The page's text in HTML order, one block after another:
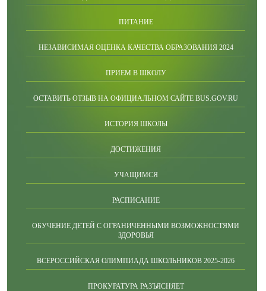
ПИТАНИЕ
НЕЗАВИСИМАЯ ОЦЕНКА КАЧЕСТВА ОБРАЗОВАНИЯ 2024
ПРИЕМ В ШКОЛУ
ОСТАВИТЬ ОТЗЫВ НА ОФИЦИАЛЬНОМ САЙТЕ BUS.GOV.RU
ИСТОРИЯ ШКОЛЫ
ДОСТИЖЕНИЯ
УЧАЩИМСЯ
РАСПИСАНИЕ
ОБУЧЕНИЕ ДЕТЕЙ С ОГРАНИЧЕННЫМИ ВОЗМОЖНОСТЯМИ
ЗДОРОВЬЯ
ВСЕРОССИЙСКАЯ ОЛИМПИАДА ШКОЛЬНИКОВ 2025-2026
ПРОКУРАТУРА РАЗЪЯСНЯЕТ